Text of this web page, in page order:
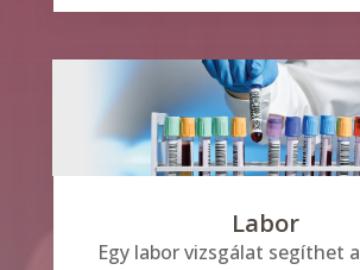
Labor
Egy labor vizsgálat segíthet